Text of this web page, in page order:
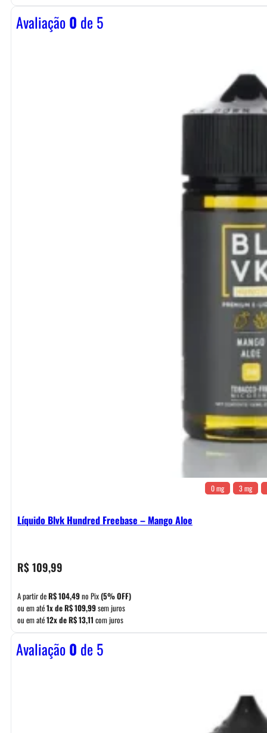
Avaliação0 de 5
0 mg 3 mg
Líquido Blvk Hundred Freebase – Mango Aloe
R$109,99
A partir deR$104,49no Pix(5% OFF)
ou em até1x deR$109,99sem juros
ou em até12x deR$13,11 com juros
Avaliação0 de 5